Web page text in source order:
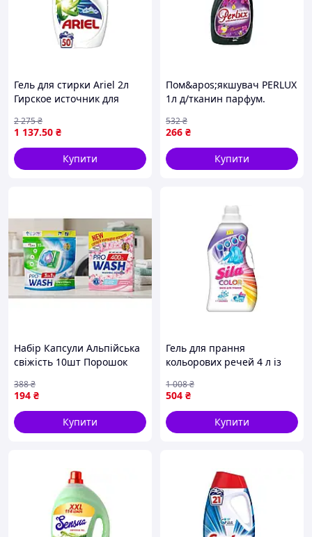
Гель для стирки Ariel 2л
Гирское источник для
свежести всех типов
тканей
1 137.50 ₴
2 275₴
Купити
Пом&apos;якшувач PERLUX
1л д/тканин парфум.
266 ₴
532₴
Купити
Набір Капсули Альпійська
свіжість 10шт Порошок
свіжість 400г ТМ PRO WASH
194 ₴
388₴
Купити
Гель для прання
кольорових речей 4 л із
видалення забруднень і
збереження яскравості
кольору
504 ₴
1 008₴
Купити